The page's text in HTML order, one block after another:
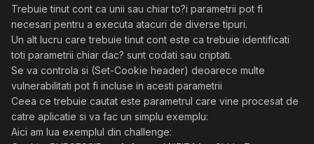
Trebuie tinut cont ca unii sau chiar to?i parametrii pot fi
necesari pentru a executa atacuri de diverse tipuri.
Un alt lucru care trebuie tinut cont este ca trebuie identificati
toti parametrii chiar dac? sunt codati sau criptati.
Se va controla si (Set-Cookie header) deoarece multe
vulnerabilitati pot fi incluse in acesti parametrii
Ceea ce trebuie cautat este parametrul care vine procesat de
catre aplicatie si va fac un simplu exemplu:
Aici am lua exemplul din challenge: